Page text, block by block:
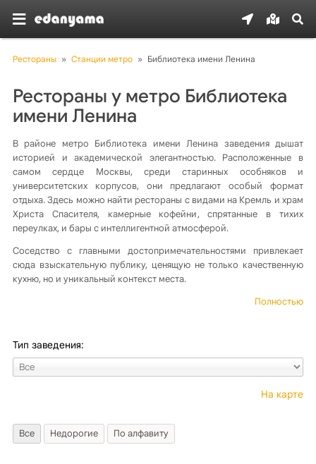
Рестораны » Станции метро » Библиотека имени Ленина
Рестораны у метро Библиотека
имени Ленина
В районе метро Библиотека имени Ленина заведения дышат
историей и академической элегантностью. Расположенные в
самом сердце Москвы, среди старинных особняков и
университетских корпусов, они предлагают особый формат
отдыха. Здесь можно найти рестораны с видами на Кремль и храм
Христа Спасителя, камерные кофейни, спрятанные в тихих
переулках, и бары с интеллигентной атмосферой.
Соседство с главными достопримечательностями привлекает
сюда взыскательную публику, ценящую не только качественную
кухню, но и уникальный контекст места.
Полностью
Тип заведения:
На карте
Все Недорогие По алфавиту